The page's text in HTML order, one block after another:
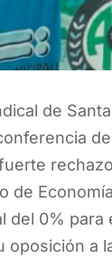
de
de
del 0%
oposición a